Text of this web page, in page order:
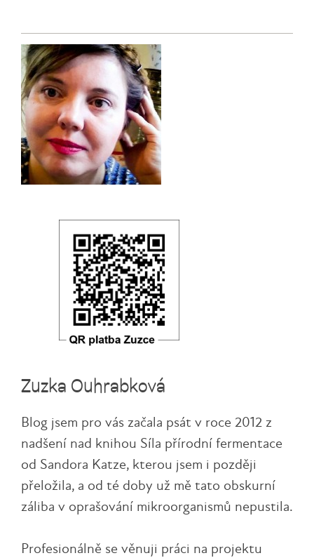
Zuzka Ouhrabková
Blog jsem pro vás začala psát v roce 2012 z
nadšení nad knihou Síla přírodní fermentace
od Sandora Katze, kterou jsem i později
přeložila, a od té doby už mě tato obskurní
záliba v oprašování mikroorganismů nepustila.
Profesionálně se věnuji práci na projektu